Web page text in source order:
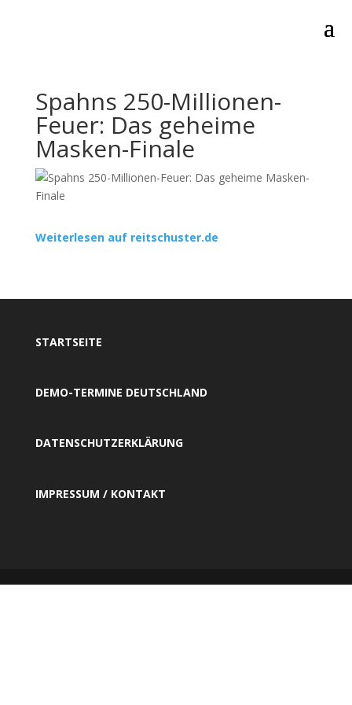
Spahns 250-Millionen-
Feuer: Das geheime
Masken-Finale
Weiterlesen auf reitschuster.de
STARTSEITE
DEMO-TERMINE DEUTSCHLAND
DATENSCHUTZERKLÄRUNG
IMPRESSUM / KONTAKT